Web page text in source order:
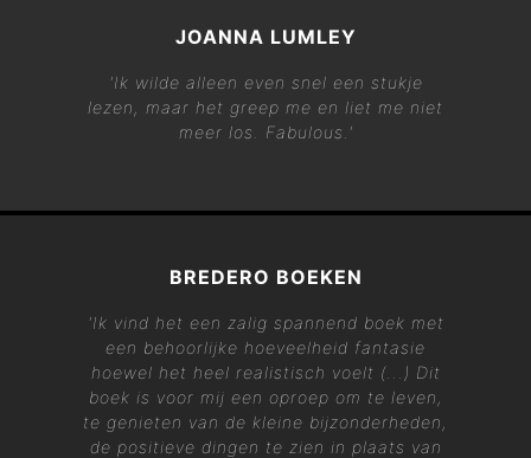
JOANNA LUMLEY
'Ik wilde alleen even snel een stukje
lezen, maar het greep me en liet me niet
meer los. Fabulous.'
BREDERO BOEKEN
'Ik vind het een zalig spannend boek met
een behoorlijke hoeveelheid fantasie
hoewel het heel realistisch voelt (...) Dit
boek is voor mij een oproep om te leven,
te genieten van de kleine bijzonderheden,
de positieve dingen te zien in plaats van